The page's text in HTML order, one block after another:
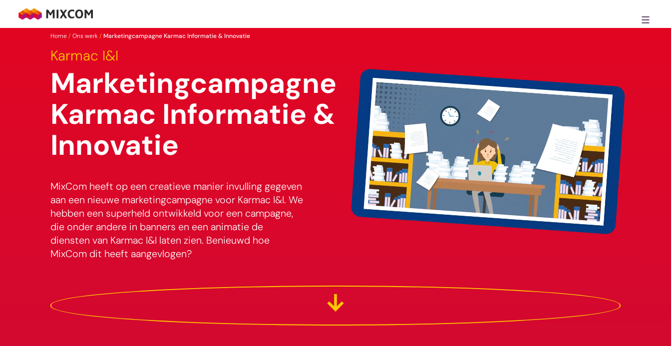
MixCom
Home/ Ons werk/ Marketingcampagne Karmac Informatie & Innovatie
Karmac I&I
Marketingcampagne
Karmac Informatie &
Innovatie
MixCom heeft op een creatieve manier invulling gegeven
aan een nieuwe marketingcampagne voor Karmac I&I. We
hebben een superheld ontwikkeld voor een campagne,
die onder andere in banners en een animatie de
diensten van Karmac I&I laten zien. Benieuwd hoe
MixCom dit heeft aangevlogen?